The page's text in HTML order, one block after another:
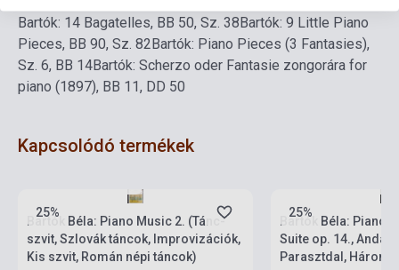
Bartók: 14 Bagatelles, BB 50, Sz. 38Bartók: 9 Little Piano
Pieces, BB 90, Sz. 82Bartók: Piano Pieces (3 Fantasies),
Sz. 6, BB 14Bartók: Scherzo oder Fantasie zongorára for
piano (1897), BB 11, DD 50
Kapcsolódó termékek
25%
Bartók Béla: Piano Music 2. (Tánc-
szvit, Szlovák táncok, Improvizációk,
Kis szvit, Román népi táncok)
25%
Bartók Béla: Piano
Suite op. 14.,
Parasztdal, Három